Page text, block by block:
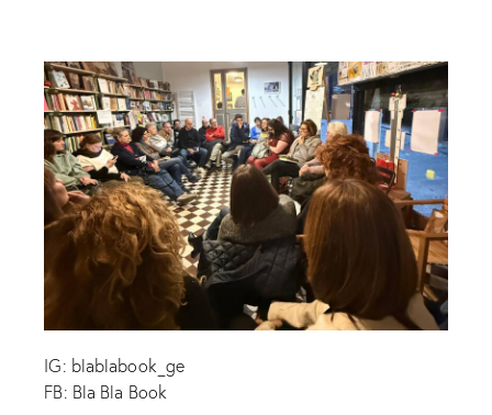
IG: blablabook_ge
FB: Bla Bla Book